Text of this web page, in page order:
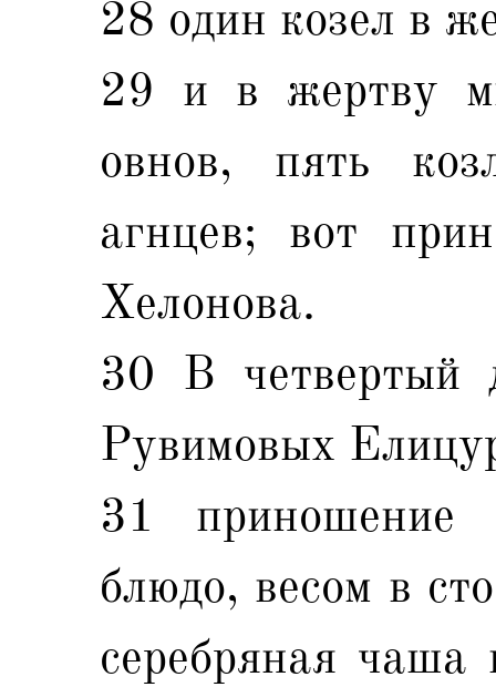
28 один козел в
29 и в жертву
овнов, пять
агнцев; вот
Хелонова.
30 В четвертый
Рувимовых
31 приношение
блюдо, весом в
серебряная чаша